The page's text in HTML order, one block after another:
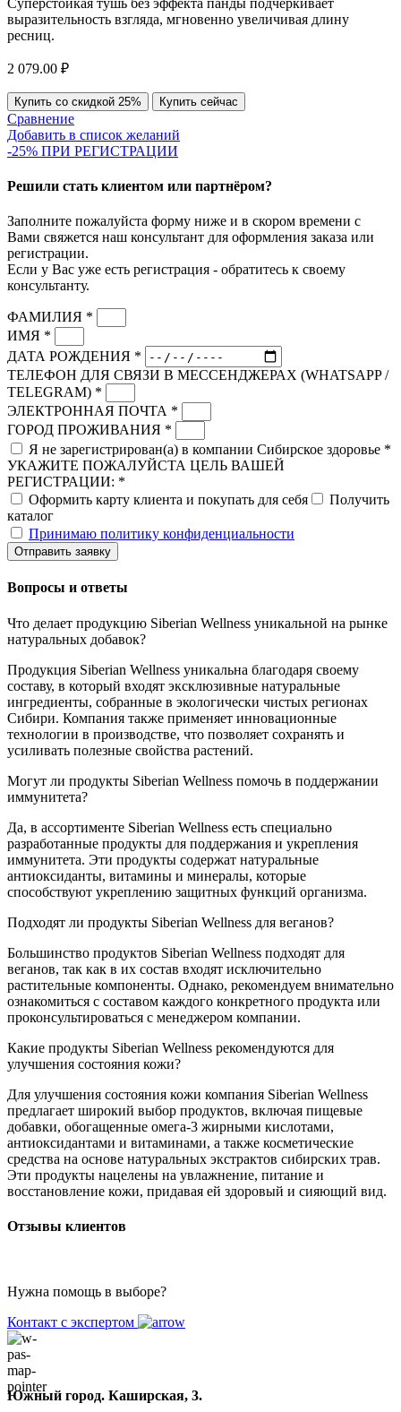
выразительность взгляда, мгновенно увеличивая длину
ресниц.
2 079.00 ₽
Купить со скидкой 25% Купить сейчас
Сравнение
Добавить в список желаний
-25% ПРИ РЕГИСТРАЦИИ
Решили стать клиентом или партнёром?
Заполните пожалуйста форму ниже и в скором времени с
Вами свяжется наш консультант для оформления заказа или
регистрации.
Если у Вас уже есть регистрация - обратитесь к своему
консультанту.
ФАМИЛИЯ *
ИМЯ *
ДАТА РОЖДЕНИЯ *
ТЕЛЕФОН ДЛЯ СВЯЗИ В МЕССЕНДЖЕРАХ (WHATSAPP /
TELEGRAM) *
ЭЛЕКТРОННАЯ ПОЧТА *
ГОРОД ПРОЖИВАНИЯ *
Я не зарегистрирован(а) в компании Сибирское здоровье *
УКАЖИТЕ ПОЖАЛУЙСТА ЦЕЛЬ ВАШЕЙ
РЕГИСТРАЦИИ: *
Оформить карту клиента и покупать для себя
Получить
каталог
Принимаю политику конфиденциальности
Отправить заявку
Вопросы и ответы
Что делает продукцию Siberian Wellness уникальной на рынке
натуральных добавок?
Продукция Siberian Wellness уникальна благодаря своему
составу, в который входят эксклюзивные натуральные
ингредиенты, собранные в экологически чистых регионах
Сибири. Компания также применяет инновационные
технологии в производстве, что позволяет сохранять и
усиливать полезные свойства растений.
Могут ли продукты Siberian Wellness помочь в поддержании
иммунитета?
Да, в ассортименте Siberian Wellness есть специально
разработанные продукты для поддержания и укрепления
иммунитета. Эти продукты содержат натуральные
антиоксиданты, витамины и минералы, которые
способствуют укреплению защитных функций организма.
Подходят ли продукты Siberian Wellness для веганов?
Большинство продуктов Siberian Wellness подходят для
веганов, так как в их состав входят исключительно
растительные компоненты. Однако, рекомендуем внимательно
ознакомиться с составом каждого конкретного продукта или
проконсультироваться с менеджером компании.
Какие продукты Siberian Wellness рекомендуются для
улучшения состояния кожи?
Для улучшения состояния кожи компания Siberian Wellness
предлагает широкий выбор продуктов, включая пищевые
добавки, обогащенные омега-3 жирными кислотами,
антиоксидантами и витаминами, а также косметические
средства на основе натуральных экстрактов сибирских трав.
Эти продукты нацелены на увлажнение, питание и
восстановление кожи, придавая ей здоровый и сияющий вид.
Отзывы клиентов
Нужна помощь в выборе?
Контакт с экспертом
Южный город. Каширская, 3.